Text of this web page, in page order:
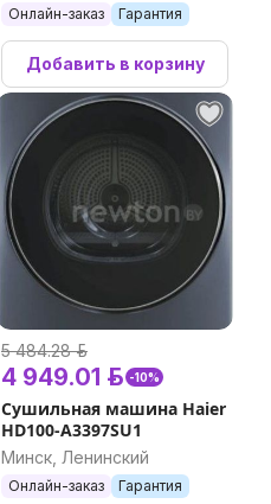
Онлайн-заказ Гарантия
Добавить в корзину
5 484.28 р.
4 949.01 р. -10%
Сушильная машина Haier
HD100-A3397SU1
Минск, Ленинский
Онлайн-заказ Гарантия